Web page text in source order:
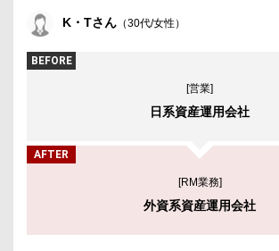
K・Tさん （30代/女性）
BEFORE
[営業]
日系資産運用会社
AFTER
[RM業務]
外資系資産運用会社